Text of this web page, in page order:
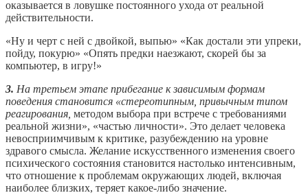
оказывается в ловушке постоянного ухода от реальной
действительности.
«Ну и черт с ней с двойкой, выпью» «Как достали эти упреки,
пойду, покурю» «Опять предки наезжают, скорей бы за
компьютер, в игру!»
3. На третьем этапе прибегание к зависимым формам
поведения становится «стереотипным, привычным типом
реагирования, методом выбора при встрече с требованиями
реальной жизни», «частью личности». Это делает человека
невосприимчивым к критике, разубеждению на уровне
здравого смысла. Желание искусственного изменения своего
психического состояния становится настолько интенсивным,
что отношение к проблемам окружающих людей, включая
наиболее близких, теряет какое-либо значение.